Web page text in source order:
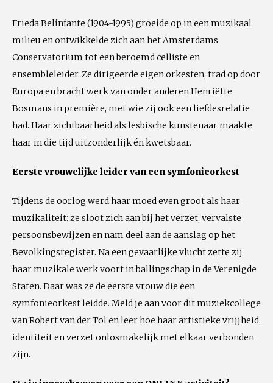
Frieda Belinfante (1904-1995) groeide op in een muzikaal
milieu en ontwikkelde zich aan het Amsterdams
Conservatorium tot een beroemd celliste en
ensembleleider. Ze dirigeerde eigen orkesten, trad op door
Europa en bracht werk van onder anderen Henriëtte
Bosmans in première, met wie zij ook een liefdesrelatie
had. Haar zichtbaarheid als lesbische kunstenaar maakte
haar in die tijd uitzonderlijk én kwetsbaar.
Eerste vrouwelijke leider van een symfonieorkest
Tijdens de oorlog werd haar moed even groot als haar
muzikaliteit: ze sloot zich aan bij het verzet, vervalste
persoonsbewijzen en nam deel aan de aanslag op het
Bevolkingsregister. Na een gevaarlijke vlucht zette zij
haar muzikale werk voort in ballingschap in de Verenigde
Staten. Daar was ze de eerste vrouw die een
symfonieorkest leidde. Meld je aan voor dit muziekcollege
van Robert van der Tol en leer hoe haar artistieke vrijjheid,
identiteit en verzet onlosmakelijk met elkaar verbonden
zijn.